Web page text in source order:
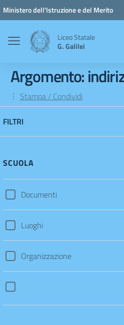
Vai ai contenuti
Vai al menu di navigazione
Vai al footer
Ministero dell'Istruzione e del Merito
Liceo Statale
G. Galilei
Argomento:
Stampa / Condividi
FILTRI
SCUOLA
Documenti
Luoghi
Organizzazione